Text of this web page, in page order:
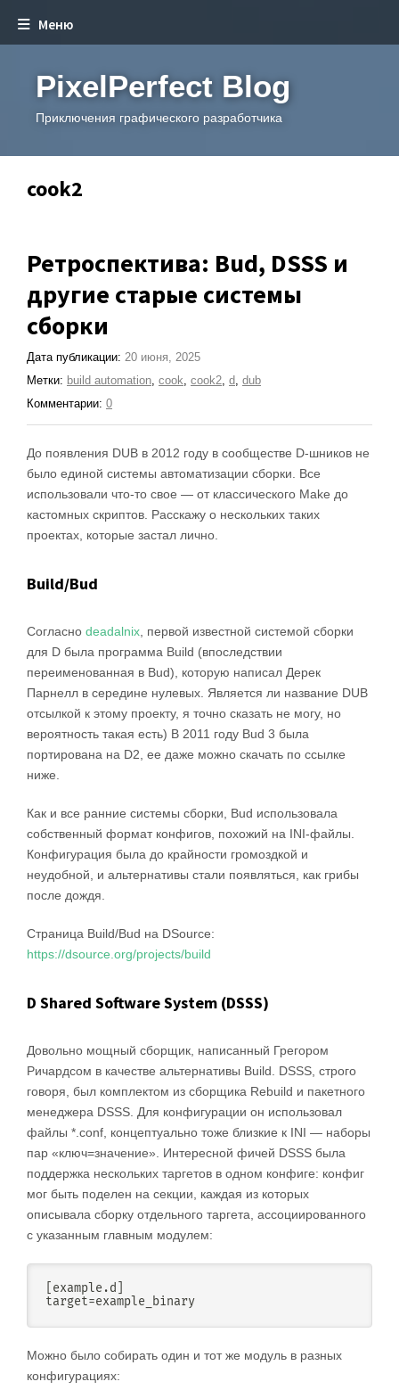
Меню
PixelPerfect Blog
Приключения графического разработчика
cook2
Ретроспектива: Bud, DSSS и
другие старые системы
сборки
Дата публикации: 20 июня, 2025
Метки: build automation, cook, cook2, d, dub
Комментарии: 0
До появления DUB в 2012 году в сообществе D-шников не
было единой системы автоматизации сборки. Все
использовали что-то свое — от классического Make до
кастомных скриптов. Расскажу о нескольких таких
проектах, которые застал лично.
Build/Bud
Согласно deadalnix , первой известной системой сборки
для D была программа Build (впоследствии
переименованная в Bud), которую написал Дерек
Парнелл в середине нулевых. Является ли название DUB
отсылкой к этому проекту, я точно сказать не могу, но
вероятность такая есть) В 2011 году Bud 3 была
портирована на D2, ее даже можно скачать по ссылке
ниже.
Как и все ранние системы сборки, Bud использовала
собственный формат конфигов, похожий на INI-файлы.
Конфигурация была до крайности громоздкой и
неудобной, и альтернативы стали появляться, как грибы
после дождя.
Страница Build/Bud на DSource:
https://dsource.org/projects/build
D Shared Software System (DSSS)
Довольно мощный сборщик, написанный Грегором
Ричардсом в качестве альтернативы Build. DSSS, строго
говоря, был комплектом из сборщика Rebuild и пакетного
менеджера DSSS. Для конфигурации он использовал
файлы *.conf, концептуально тоже близкие к INI — наборы
пар «ключ=значение». Интересной фичей DSSS была
поддержка нескольких таргетов в одном конфиге: конфиг
мог быть поделен на секции, каждая из которых
описывала сборку отдельного таргета, ассоциированного
с указанным главным модулем:
example .d
target=example_binary
Можно было собирать один и тот же модуль в разных
конфигурациях: